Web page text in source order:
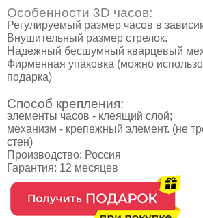
Особенности 3D часов:
Регулируемый размер часов в
Внушительный размер стрелок.
Надежный бесшумный кварцевый
Фирменная упаковка (можно
подарка)
Способ крепления:
элементы часов - клеящий слой;
механизм - крепежный элемент. (не
стен)
Производство: Россия
Гарантия: 12 месяцев